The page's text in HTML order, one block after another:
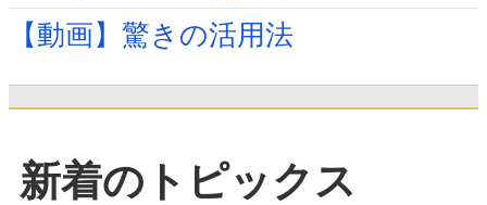
【動画】驚きの活用法
新着のトピックス